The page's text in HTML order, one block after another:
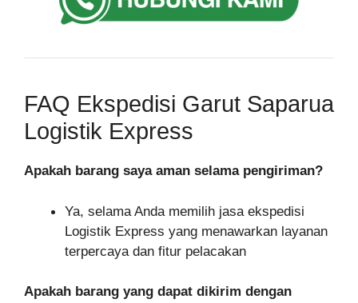
FAQ Ekspedisi Garut Saparua
Logistik Express
Apakah barang saya aman selama pengiriman?
Ya, selama Anda memilih jasa ekspedisi
Logistik Express yang menawarkan layanan
terpercaya dan fitur pelacakan
Apakah barang yang dapat dikirim dengan